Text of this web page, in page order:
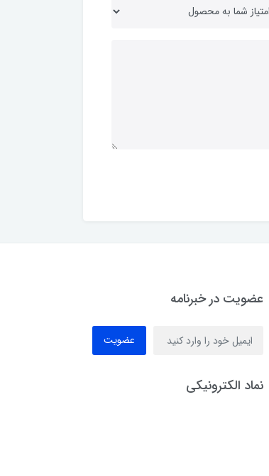
عضویت در خبرنامه
عضویت
نماد الکترونیکی